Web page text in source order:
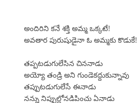
అందిరిని కనే శక్తి అమ్మ ఒక్కటే!
అవతార పురుషుడైనా ఓ అమ్మకు కొడుకే!
తప్పటడుగులేసిన చిననాడు
అయ్యో తండ్రి అని గుండెకద్దుకున్నావు
తప్పుటడుగులేసే ఈనాడు
నన్ను నిప్పుల్లోనడిపించు ఏనాడు